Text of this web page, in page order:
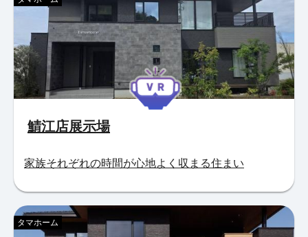
鯖江店展示場
家族それぞれの時間が心地よく収まる住まい
タマホーム